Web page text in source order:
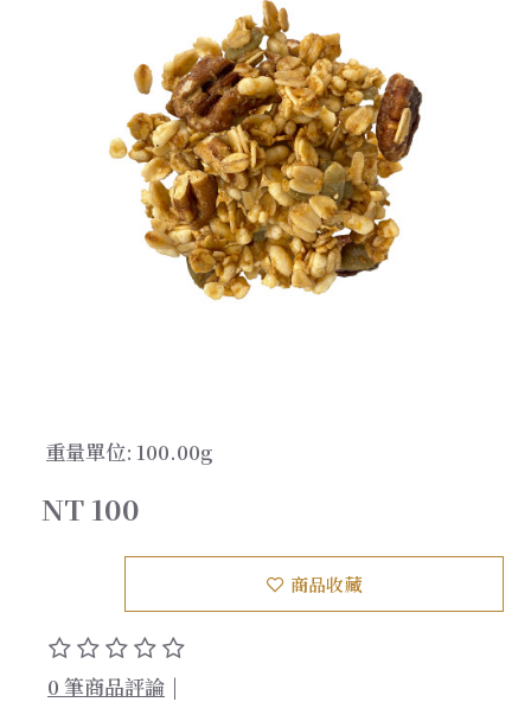
0 筆商品評論 |
NT 100
重量單位: 100.00g
商品收藏